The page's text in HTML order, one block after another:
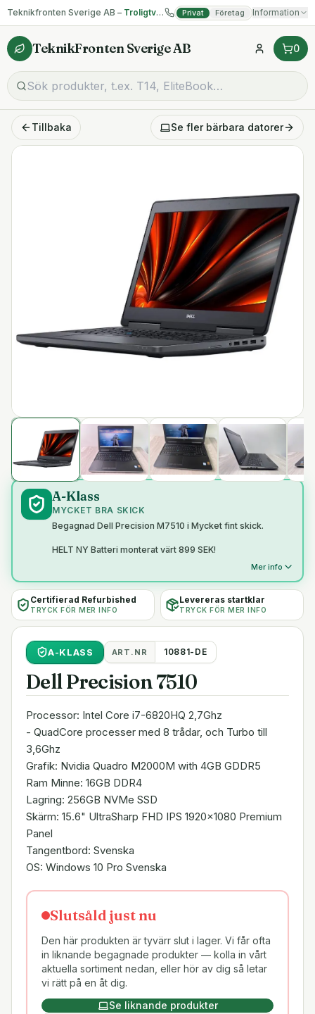
Teknikfronten Sverige AB – Troligtvis billigast på begagnad IT! Privat Företag Information
TeknikFronten Sverige AB 0
Tillbaka Se fler bärbara datorer
A-Klass
MYCKET BRA SKICK
Begagnad Dell Precision M7510 i Mycket fint skick.
HELT NY Batteri monterat värt 899 SEK!
Mer info
Certifierad Refurbished
TRYCK FÖR MER INFO
Levereras startklar
TRYCK FÖR MER INFO
A-KLASS ART.NR 10881-DE
Dell Precision 7510
Processor: Intel Core i7-6820HQ 2,7Ghz
- QuadCore processer med 8 trådar, och Turbo till
3,6Ghz
Grafik: Nvidia Quadro M2000M with 4GB GDDR5
Ram Minne: 16GB DDR4
Lagring: 256GB NVMe SSD
Skärm: 15.6" UltraSharp FHD IPS 1920x1080 Premium
Panel
Tangentbord: Svenska
OS: Windows 10 Pro Svenska
Slutsåld just nu
Den här produkten är tyvärr slut i lager. Vi får ofta
in liknande begagnade produkter — kolla in vårt
aktuella sortiment nedan, eller hör av dig så letar
vi rätt på en åt dig.
Se liknande produkter